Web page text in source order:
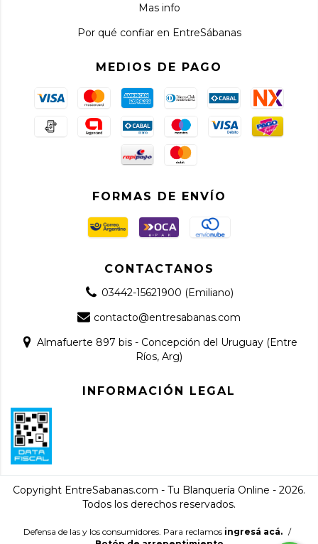
Mas info
Por qué confiar en EntreSábanas
MEDIOS DE PAGO
FORMAS DE ENVÍO
CONTACTANOS
03442-15621900 (Emiliano)
contacto@entresabanas.com
Almafuerte 897 bis - Concepción del Uruguay (Entre
Ríos, Arg)
INFORMACIÓN LEGAL
Copyright EntreSabanas.com - Tu Blanquería Online - 2026.
Todos los derechos reservados.
Defensa de las y los consumidores. Para reclamos ingresá acá. /